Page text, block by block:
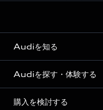
Audiを知る
Audi ブランド
Story of Progress
Audiを探す・体験する
ディーラー検索
購入を検討する